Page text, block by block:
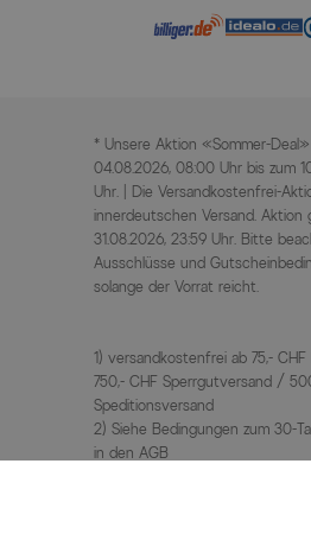
* Unsere Aktion «Sommer-
04.08.2026, 08:00 Uhr bis zum
Uhr. | Die Versandkostenfrei-
innerdeutschen Versand. Aktion
31.08.2026, 23:59 Uhr. Bitte
Ausschlüsse und
solange der Vorrat reicht.
1) versandkostenfrei ab 75,-
750,- CHF Sperrgutversand /
Speditionsversand
2) Siehe Bedingungen zum 30-
in den AGB